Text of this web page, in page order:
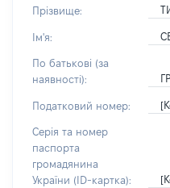
Прізвище:
Ім'я:
По батькові (за
наявності):
Податковий номер:
Серія та номер
паспорта
громадянина
України (ID-картка):